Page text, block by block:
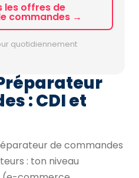
les offres de
commandes →
quotidiennement
: CDI et
de commandes
: ton niveau